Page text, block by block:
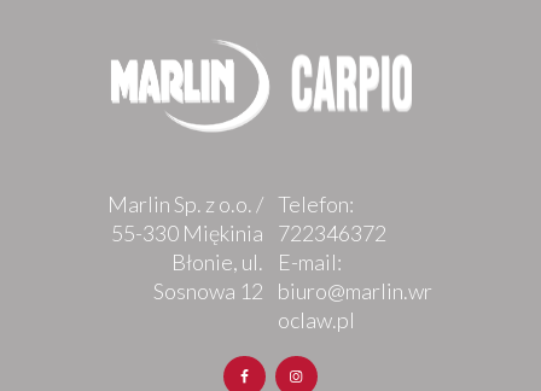
Telefon:
722346372
E-mail:
biuro@marlin.wr
oclaw.pl
Marlin Sp. z o.o. /
55-330 Miękinia
Błonie, ul.
Sosnowa 12